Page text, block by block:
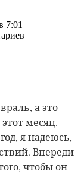
7:01
а это
месяц.
я надеюсь,
Впереди
чтобы он